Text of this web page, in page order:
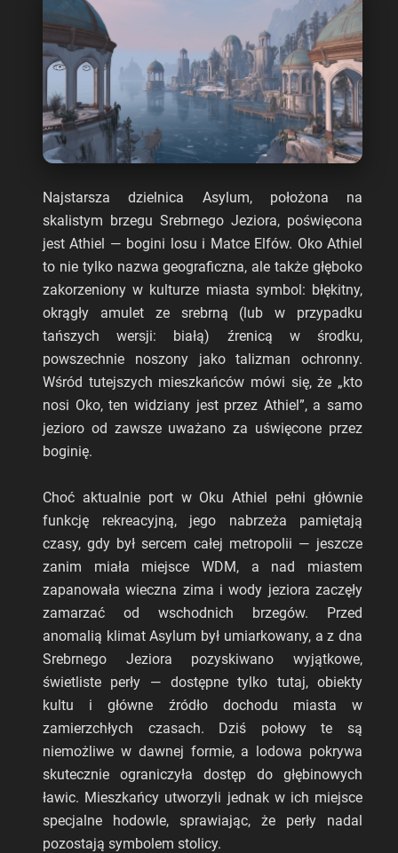
Najstarsza dzielnica Asylum, położona na
skalistym brzegu Srebrnego Jeziora, poświęcona
jest Athiel — bogini losu i Matce Elfów. Oko Athiel
to nie tylko nazwa geograficzna, ale także głęboko
zakorzeniony w kulturze miasta symbol: błękitny,
okrągły amulet ze srebrną (lub w przypadku
tańszych wersji: białą) źrenicą w środku,
powszechnie noszony jako talizman ochronny.
Wśród tutejszych mieszkańców mówi się, że „kto
nosi Oko, ten widziany jest przez Athiel”, a samo
jezioro od zawsze uważano za uświęcone przez
boginię.
Choć aktualnie port w Oku Athiel pełni głównie
funkcję rekreacyjną, jego nabrzeża pamiętają
czasy, gdy był sercem całej metropolii — jeszcze
zanim miała miejsce WDM, a nad miastem
zapanowała wieczna zima i wody jeziora zaczęły
zamarzać od wschodnich brzegów. Przed
anomalią klimat Asylum był umiarkowany, a z dna
Srebrnego Jeziora pozyskiwano wyjątkowe,
świetliste perły — dostępne tylko tutaj, obiekty
kultu i główne źródło dochodu miasta w
zamierzchłych czasach. Dziś połowy te są
niemożliwe w dawnej formie, a lodowa pokrywa
skutecznie ograniczyła dostęp do głębinowych
ławic. Mieszkańcy utworzyli jednak w ich miejsce
specjalne hodowle, sprawiając, że perły nadal
pozostają symbolem stolicy.